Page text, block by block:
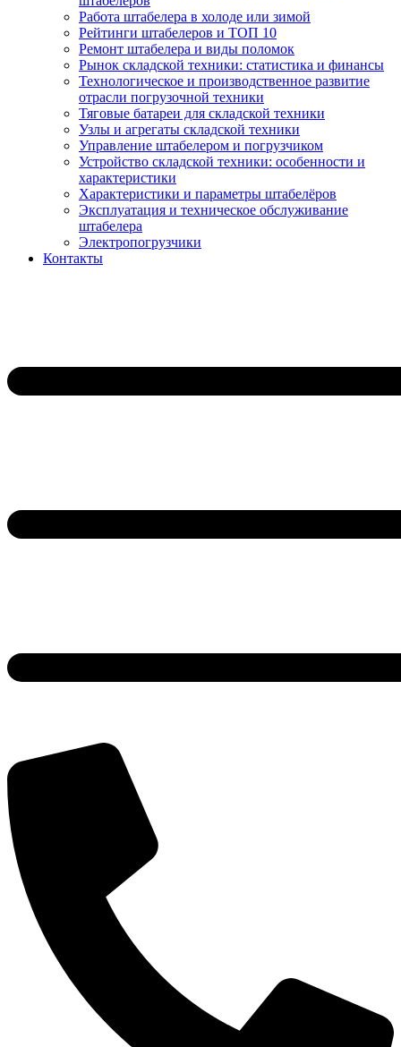
Работа штабелера в холоде или зимой
Рейтинги штабелеров и ТОП 10
Ремонт штабелера и виды поломок
Рынок складской техники: статистика и финансы
Технологическое и производственное развитие
отрасли погрузочной техники
Тяговые батареи для складской техники
Узлы и агрегаты складской техники
Управление штабелером и погрузчиком
Устройство складской техники: особенности и
характеристики
Характеристики и параметры штабелёров
Эксплуатация и техническое обслуживание
штабелера
Электропогрузчики
Контакты